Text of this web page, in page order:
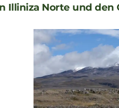
Illiniza Norte und den